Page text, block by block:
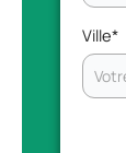
Ville*